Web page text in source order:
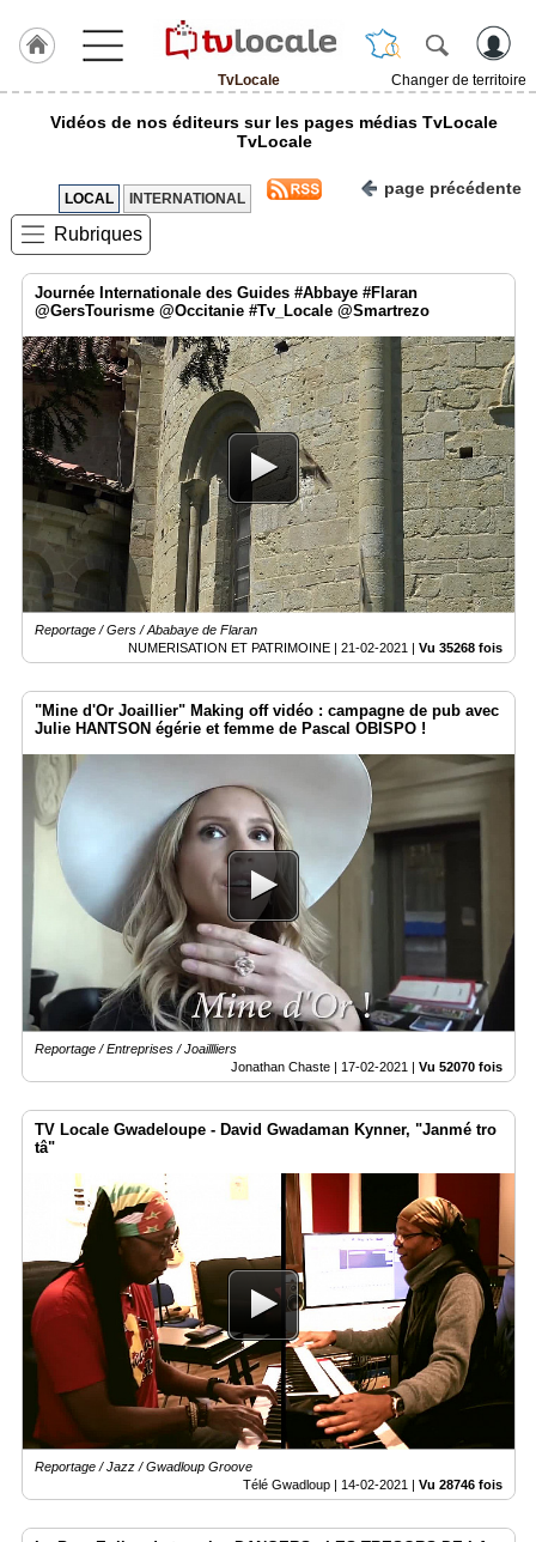
TvLocale
Changer de territoire
J'adhère
ACCUEIL
TvLocale
TvLocale
France
Accueil
RUBRIQUES
Agenda
Gazette
Vidéos
Médias
du
groupe
Blogs
Inscription
pro
Accès
éditeur
Vidéos de nos éditeurs sur les pages médias TvLocale
TvLocale
page précédente
LOCAL INTERNATIONAL
Rubriques
Journée Internationale des Guides #Abbaye #Flaran
@GersTourisme @Occitanie #Tv_Locale @Smartrezo
Reportage / Gers / Ababaye de Flaran
NUMERISATION ET PATRIMOINE | 21-02-2021 Vu 35268 fois
"Mine d'Or Joaillier" Making off vidéo : campagne de pub avec
Julie HANTSON égérie et femme de Pascal OBISPO !
Reportage / Entreprises / Joaillliers
Jonathan Chaste | 17-02-2021 | Vu 52070 fois
TV Locale Gwadeloupe - David Gwadaman Kynner, "Janmé tro
tâ"
Reportage / Jazz / Gwadloup Groove
Télé Gwadloup | 14-02-2021 | Vu 28746 fois